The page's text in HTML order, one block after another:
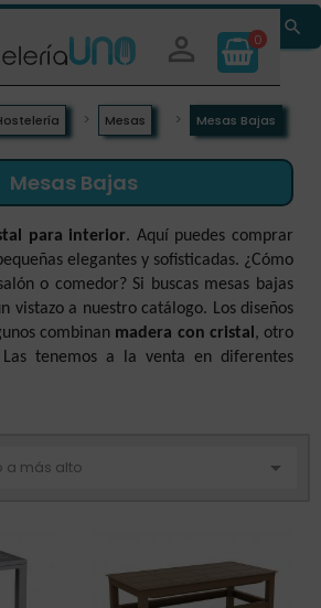
 0

Mesas Mesas Bajas
Mesas Bajas
para interior. Aquí puedes comprar
elegantes y sofisticadas. ¿Cómo
o comedor? Si buscas mesas bajas
vistazo a nuestro catálogo. Los diseños
combinan madera con cristal , otro
tenemos a la venta en diferentes
a más alto 